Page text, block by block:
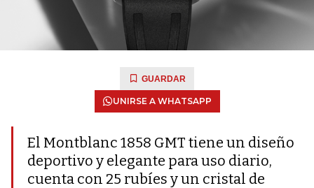
GUARDAR
UNIRSE A WHATSAPP
El Montblanc 1858 GMT tiene un diseño
deportivo y elegante para uso diario,
cuenta con 25 rubíes y un cristal de